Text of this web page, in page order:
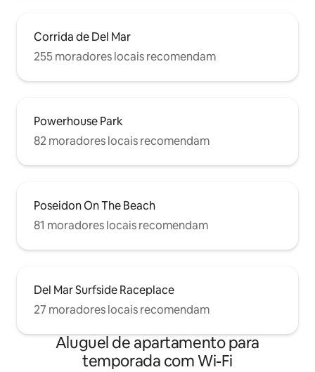
Corrida de Del Mar
255 moradores locais recomendam
Powerhouse Park
82 moradores locais recomendam
Poseidon On The Beach
81 moradores locais recomendam
Del Mar Surfside Raceplace
27 moradores locais recomendam
Aluguel de apartamento para
temporada com Wi-Fi